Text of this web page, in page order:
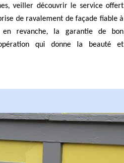
veiller découvrir le service offert
de ravalement de façade fiable à
revanche, la garantie de bon
qui donne la beauté et